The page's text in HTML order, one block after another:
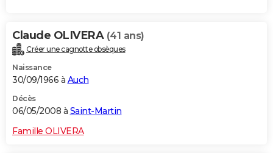
Claude OLIVERA (41 ans)
Créer une cagnotte obsèques
Naissance
30/09/1966 à Auch
Décès
06/05/2008 à Saint-Martin
Famille OLIVERA